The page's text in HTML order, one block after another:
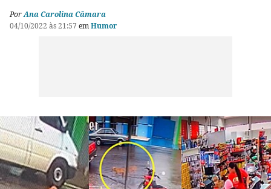
PorAna Carolina Câmara
04/10/2022 às 21:57 emHumor